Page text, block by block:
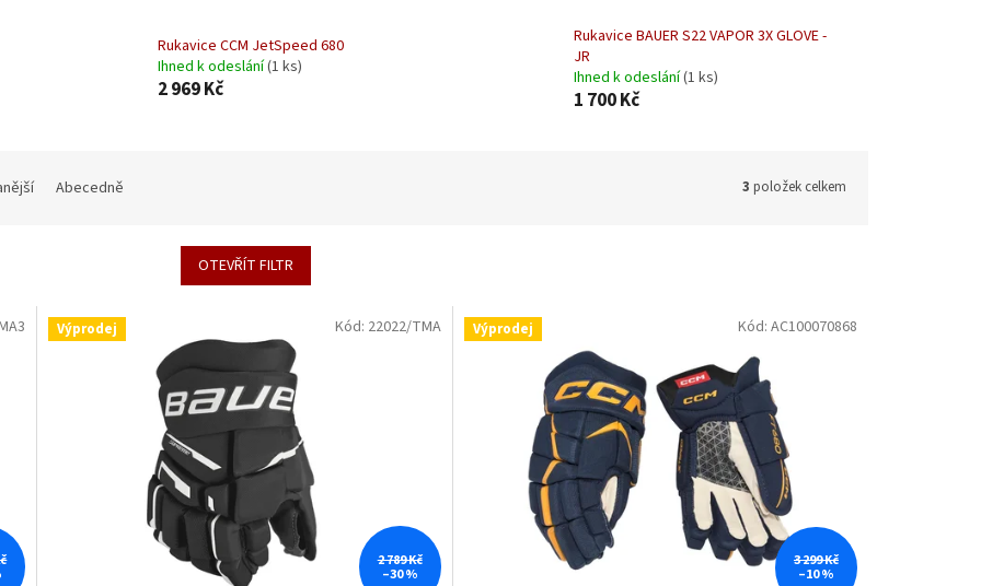
Rukavice CCM JetSpeed 680
Ihned k odeslání(1 ks)
2 969 Kč
Rukavice BAUER S22 VAPOR 3X GLOVE -
JR
Ihned k odeslání(1 ks)
1 700 Kč
Abecedně 3 položek celkem
OTEVŘÍT FILTR
Výprodej
2 789 Kč
–30 %
Kód: 22022/TMA Výprodej
3 299 Kč
–10 %
Kód: AC100070868